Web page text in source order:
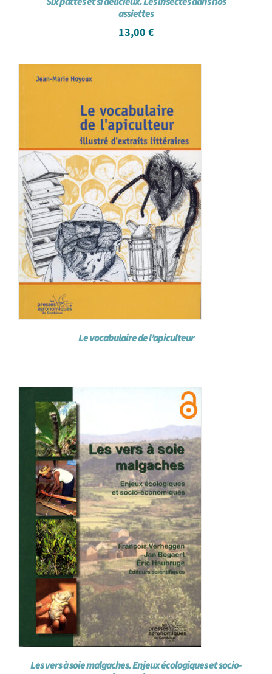
assiettes
13,00 €
Le vocabulaire de l’apiculteur
Les vers à soie malgaches. Enjeux écologiques et socio-